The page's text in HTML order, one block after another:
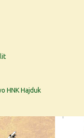
HNK Hajduk